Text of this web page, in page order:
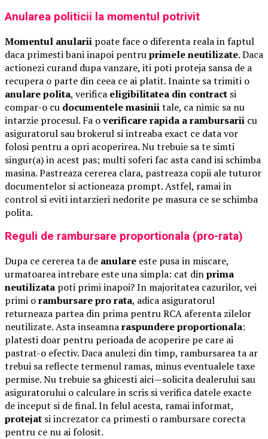
Anularea politicii la momentul potrivit
Momentul anularii poate face o diferenta reala in faptul
daca primesti bani inapoi pentruprimele neutilizate. Daca
actionezi curand dupa vanzare, iti poti proteja sansa de a
recupera o parte din ceea ce ai platit. Inainte sa trimiti o
anulare polita, verifica eligibilitatea din contract si
compar-o cu documentele masiniitale, ca nimic sa nu
intarzie procesul. Fa overificare rapida a rambursarii cu
asiguratorul sau brokerul si intreaba exact ce data vor
folosi pentru a opri acoperirea. Nu trebuie sa te simti
singur(a) in acest pas; multi soferi fac asta cand isi schimba
masina. Pastreaza cererea clara, pastreaza copii ale tuturor
documentelor si actioneaza prompt. Astfel, ramai in
control si eviti intarzieri nedorite pe masura ce se schimba
polita.
Reguli de rambursare proportionala (pro-rata)
Dupa ce cererea ta de anulare este pusa in miscare,
urmatoarea intrebare este una simpla: cat dinprima
neutilizata poti primi inapoi? In majoritatea cazurilor, vei
primi orambursare pro rata, adica asiguratorul
returneaza partea din prima pentru RCA aferenta zilelor
neutilizate. Asta inseamnaraspundere proportionala:
platesti doar pentru perioada de acoperire pe care ai
pastrat-o efectiv. Daca anulezi din timp, rambursarea ta ar
trebui sa reflecte termenul ramas, minus eventualele taxe
permise. Nu trebuie sa ghicesti aici—solicita dealerului sau
asiguratorului o calculare in scris si verifica datele exacte
de inceput si de final. In felul acesta, ramai informat,
protejat si increzator ca primesti o rambursare corecta
pentru ce nu ai folosit.